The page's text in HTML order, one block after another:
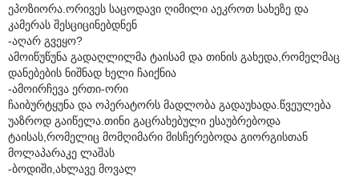
ეპოზიორა.ორივეს საცოდავი ღიმილი აეკროთ სახეზე და
კამერას შესციცინებდნენ
-აღარ გვეყო?
ამოიწუწუნა გადაღლილმა ტაისამ და თინის გახედა,რომელმაც
დანებების ნიშნად ხელი ჩაიქნია
-ამოირჩევა ერთი-ორი
ჩაიბურტყუნა და ოპერატორს მადლობა გადაუხადა.წვეულება
უაზროდ გაიწელა.თინი გაცრახებული ესაუბრებოდა
ტაისას,რომელიც მომღიმარი მისჩერებოდა გიორგისთან
მოლაპარაკე ლაშას
-ბოდიში,ახლავე მოვალ